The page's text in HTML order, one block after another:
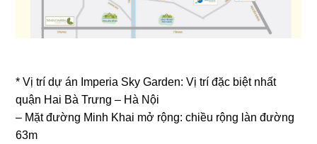
* Vị trí dự án Imperia Sky Garden: Vị trí đặc biệt nhất
quận Hai Bà Trưng – Hà Nội
– Mặt đường Minh Khai mở rộng: chiều rộng làn đường
63m